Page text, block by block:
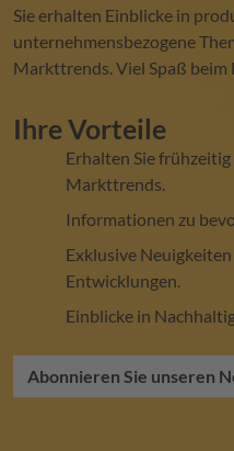
Sie erhalten Einblicke in
unternehmensbezogene
Markttrends. Viel Spaß beim
Ihre Vorteile
Erhalten Sie
Markttrends.
Informationen zu
Exklusive
Entwicklungen.
Einblicke in
Abonnieren Sie unseren